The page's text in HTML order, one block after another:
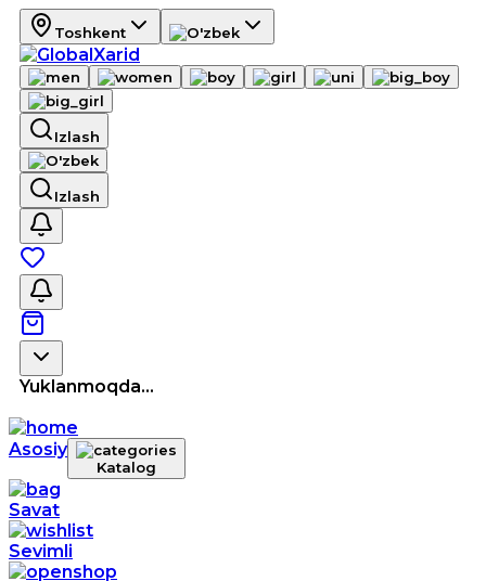
Toshkent
Izlash
Izlash
Yuklanmoqda...
Asosiy
Katalog
Savat
Sevimli